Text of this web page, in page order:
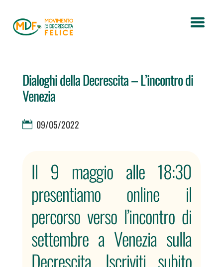
Dialoghi della Decrescita – L’incontro di
Venezia
09/05/2022
Il 9 maggio alle 18:30
presentiamo online il
percorso verso l’incontro di
settembre a Venezia sulla
Decrescita. Iscriviti subito